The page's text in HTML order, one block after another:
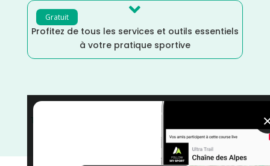
Gratuit 
Profitez de tous les services et outils essentiels
à votre pratique sportive
Trail
Dénivelé Moyen/